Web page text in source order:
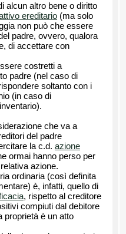
alcun altro bene o diritto
ereditario (ma solo
non può che essere
padre, ovvero, qualora
di accettare con
costretti a
padre (nel caso di
soltanto con i
(in caso di
che va a
del padre
la c.d. azione
ormai hanno perso per
azione.
ordinaria (così definita
è, infatti, quello di
, rispetto al creditore
compiuti dal debitore
proprietà è un atto